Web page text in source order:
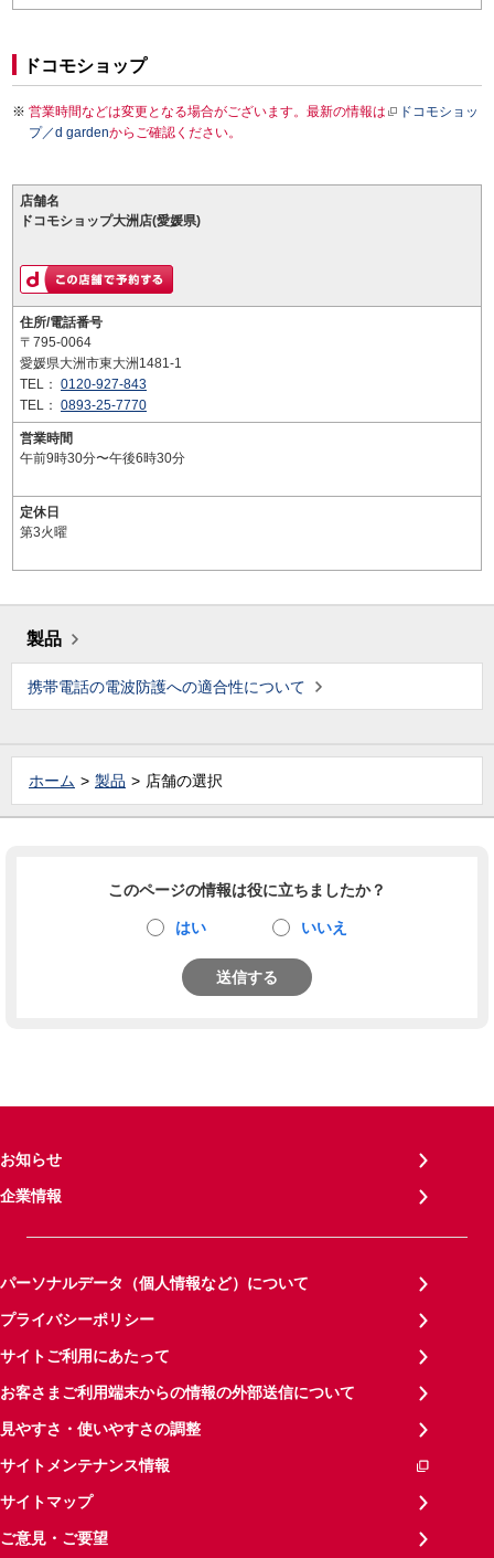
ドコモショップ
営業時間などは変更となる場合がございます。最新の情報は
ドコモショッ
プ／d gardenからご確認ください。
店舗名
ドコモショップ大洲店(愛媛県)
住所/電話番号
〒795-0064
愛媛県大洲市東大洲1481-1
TEL： 0120-927-843
TEL： 0893-25-7770
営業時間
午前9時30分〜午後6時30分
定休日
第3火曜
製品
携帯電話の電波防護への適合性について
ホーム 製品 店舗の選択
このページの情報は役に立ちましたか？
はい いいえ
送信する
お知らせ
企業情報
パーソナルデータ（個人情報など）について
プライバシーポリシー
サイトご利用にあたって
お客さまご利用端末からの情報の外部送信について
見やすさ・使いやすさの調整
サイトメンテナンス情報
サイトマップ
ご意見・ご要望